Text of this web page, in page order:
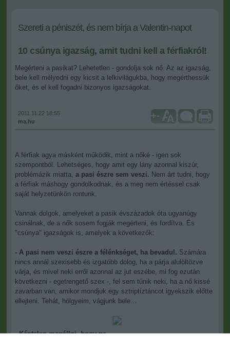
Szereti a péniszét, és nem bírja a Valentin-napot
10 csúnya igazság, amit tudni kell a férfiakról!
Megérteni a pasikat? Lehetetlen - gondolja sok nő. Az az igazság,
bele kell mélyedni egy kicsit a lelkivilágukba, hogy megérthessük
őket, és el kell fogadni bizonyos igazságokat.
2011.11.22 18:55
ma.hu
+-
A férfiak agya másként működik, mint a nőké - igen sok
szempontból. Lehetséges, hogy amit egy lány azonnal kiszúr,
problémázik miatta, a pasi észre sem veszi. Nem árt tudni, hogy
a férfiak máshogy gondolkodnak, és a meg nem értéssel csak
saját helyzetünkön rontunk.
Vannak dolgok, amelyeket a pasik évszázadok óta ugyanúgy
csinálnak, de a nők sosem fogják megérteni, és fordítva. És
"csúnya" igazságok is, amelyek a következők:
- A pasi nem veszi észre a félénkséget, ha bevadul. Számára
nincs annál szexisebb és izgatóbb dolog, ha a párja alulöltözve
várja, és mivel neki erről azonnal az jut eszébe, mi fog ezután
következni - egetrengető szex -, fel sem tűnik neki, ha a nő kissé
zavarban van, amikor mondjuk egy sztriptíztáncot igyekszik előtte
ellejteni. Tehát, hölgyeim, vágjunk bele...
- Képtelen megállni, hogy ne